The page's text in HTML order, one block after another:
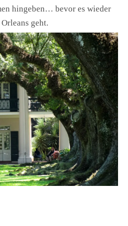
hingeben… bevor es wieder
geht.